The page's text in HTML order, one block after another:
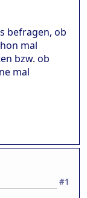
befragen, ob
mal
bzw. ob
mal
#1